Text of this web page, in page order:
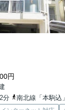
円
分
南北線「本駒込